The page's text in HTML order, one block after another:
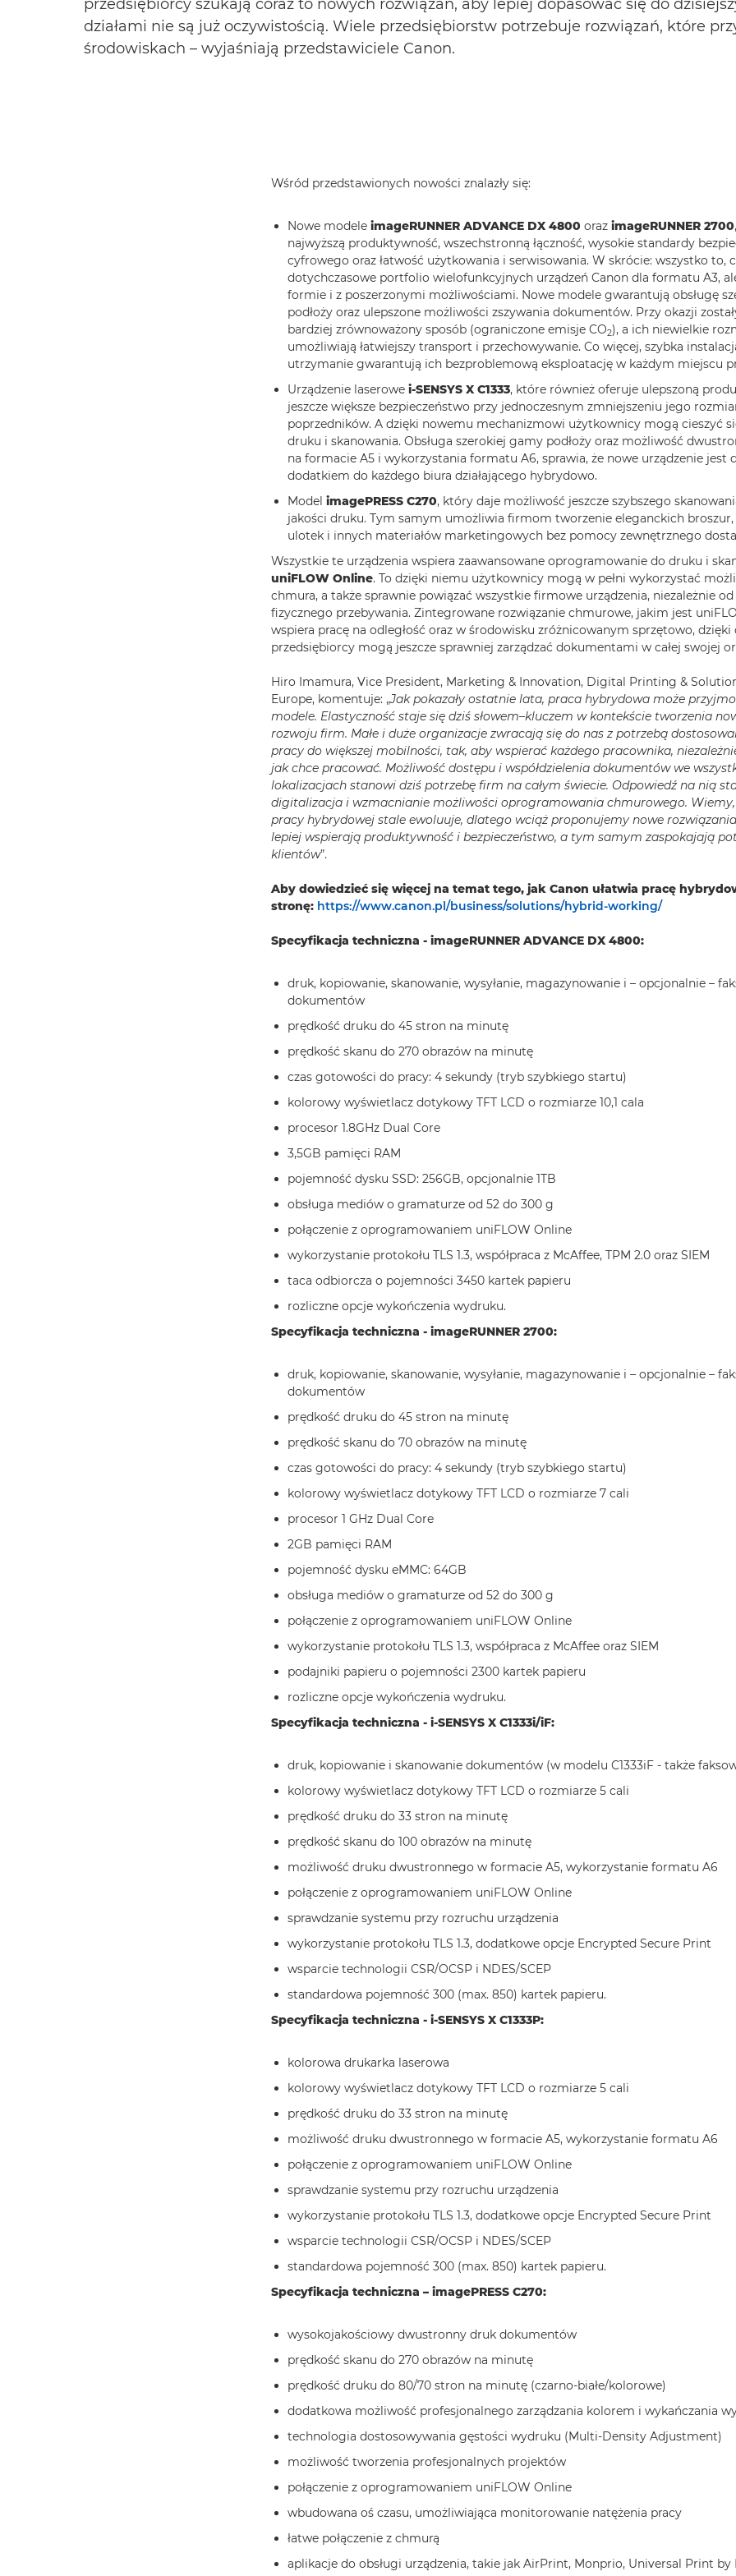
przedsiębiorcy szukają coraz to nowych rozwiązań, aby lepiej dopasować się do
działami nie są już oczywistością. Wiele przedsiębiorstw potrzebuje rozwiązań, które
środowiskach – wyjaśniają przedstawiciele Canon.
Wśród przedstawionych nowości znalazły się:
Nowe modele imageRUNNER ADVANCE DX 4800 oraz imageRUNNER 2700
najwyższą produktywność, wszechstronną łączność, wysokie standardy
cyfrowego oraz łatwość użytkowania i serwisowania. W skrócie: wszystko to,
dotychczasowe portfolio wielofunkcyjnych urządzeń Canon dla formatu A3,
formie i z poszerzonymi możliwościami. Nowe modele gwarantują obsługę
podłoży oraz ulepszone możliwości zszywania dokumentów. Przy okazji
bardziej zrównoważony sposób (ograniczone emisje CO2), a ich niewielkie
umożliwiają łatwiejszy transport i przechowywanie. Co więcej, szybka
utrzymanie gwarantują ich bezproblemową eksploatację w każdym miejscu
Urządzenie laserowe i-SENSYS X C1333, które również oferuje ulepszoną
jeszcze większe bezpieczeństwo przy jednoczesnym zmniejszeniu jego
poprzedników. A dzięki nowemu mechanizmowi użytkownicy mogą cieszyć
druku i skanowania. Obsługa szerokiej gamy podłoży oraz możliwość
na formacie A5 i wykorzystania formatu A6, sprawia, że nowe urządzenie jest
dodatkiem do każdego biura działającego hybrydowo.
Model imagePRESS C270, który daje możliwość jeszcze szybszego
jakości druku. Tym samym umożliwia firmom tworzenie eleganckich
ulotek i innych materiałów marketingowych bez pomocy zewnętrznego
Wszystkie te urządzenia wspiera zaawansowane oprogramowanie do druku i
uniFLOW Online. To dzięki niemu użytkownicy mogą w pełni wykorzystać
chmura, a także sprawnie powiązać wszystkie firmowe urządzenia, niezależnie
fizycznego przebywania. Zintegrowane rozwiązanie chmurowe, jakim jest
wspiera pracę na odległość oraz w środowisku zróżnicowanym sprzętowo, dzięki
przedsiębiorcy mogą jeszcze sprawniej zarządzać dokumentami w całej swojej
Hiro Imamura, Vice President, Marketing & Innovation, Digital Printing &
Europe, komentuje: „Jak pokazały ostatnie lata, praca hybrydowa może
modele. Elastyczność staje się dziś słowem–kluczem w kontekście tworzenia
rozwoju firm. Małe i duże organizacje zwracają się do nas z potrzebą
pracy do większej mobilności, tak, aby wspierać każdego pracownika,
jak chce pracować. Możliwość dostępu i współdzielenia dokumentów we
lokalizacjach stanowi dziś potrzebę firm na całym świecie. Odpowiedź na nią
digitalizacja i wzmacnianie możliwości oprogramowania chmurowego. Wiemy,
pracy hybrydowej stale ewoluuje, dlatego wciąż proponujemy nowe
lepiej wspierają produktywność i bezpieczeństwo, a tym samym zaspokajają
klientów”.
Aby dowiedzieć się więcej na temat tego, jak Canon ułatwia pracę
stronę: https://www.canon.pl/business/solutions/hybrid-working/
Specyfikacja techniczna - imageRUNNER ADVANCE DX 4800:
druk, kopiowanie, skanowanie, wysyłanie, magazynowanie i – opcjonalnie –
dokumentów
prędkość druku do 45 stron na minutę
prędkość skanu do 270 obrazów na minutę
czas gotowości do pracy: 4 sekundy (tryb szybkiego startu)
kolorowy wyświetlacz dotykowy TFT LCD o rozmiarze 10,1 cala
procesor 1.8GHz Dual Core
3,5GB pamięci RAM
pojemność dysku SSD: 256GB, opcjonalnie 1TB
obsługa mediów o gramaturze od 52 do 300 g
połączenie z oprogramowaniem uniFLOW Online
wykorzystanie protokołu TLS 1.3, współpraca z McAffee, TPM 2.0 oraz SIEM
taca odbiorcza o pojemności 3450 kartek papieru
rozliczne opcje wykończenia wydruku.
Specyfikacja techniczna - imageRUNNER 2700:
druk, kopiowanie, skanowanie, wysyłanie, magazynowanie i – opcjonalnie –
dokumentów
prędkość druku do 45 stron na minutę
prędkość skanu do 70 obrazów na minutę
czas gotowości do pracy: 4 sekundy (tryb szybkiego startu)
kolorowy wyświetlacz dotykowy TFT LCD o rozmiarze 7 cali
procesor 1 GHz Dual Core
2GB pamięci RAM
pojemność dysku eMMC: 64GB
obsługa mediów o gramaturze od 52 do 300 g
połączenie z oprogramowaniem uniFLOW Online
wykorzystanie protokołu TLS 1.3, współpraca z McAffee oraz SIEM
podajniki papieru o pojemności 2300 kartek papieru
rozliczne opcje wykończenia wydruku.
Specyfikacja techniczna - i-SENSYS X C1333i/iF:
druk, kopiowanie i skanowanie dokumentów (w modelu C1333iF - także
kolorowy wyświetlacz dotykowy TFT LCD o rozmiarze 5 cali
prędkość druku do 33 stron na minutę
prędkość skanu do 100 obrazów na minutę
możliwość druku dwustronnego w formacie A5, wykorzystanie formatu A6
połączenie z oprogramowaniem uniFLOW Online
sprawdzanie systemu przy rozruchu urządzenia
wykorzystanie protokołu TLS 1.3, dodatkowe opcje Encrypted Secure Print
wsparcie technologii CSR/OCSP i NDES/SCEP
standardowa pojemność 300 (max. 850) kartek papieru.
Specyfikacja techniczna - i-SENSYS X C1333P:
kolorowa drukarka laserowa
kolorowy wyświetlacz dotykowy TFT LCD o rozmiarze 5 cali
prędkość druku do 33 stron na minutę
możliwość druku dwustronnego w formacie A5, wykorzystanie formatu A6
połączenie z oprogramowaniem uniFLOW Online
sprawdzanie systemu przy rozruchu urządzenia
wykorzystanie protokołu TLS 1.3, dodatkowe opcje Encrypted Secure Print
wsparcie technologii CSR/OCSP i NDES/SCEP
standardowa pojemność 300 (max. 850) kartek papieru.
Specyfikacja techniczna – imagePRESS C270:
wysokojakościowy dwustronny druk dokumentów
prędkość skanu do 270 obrazów na minutę
prędkość druku do 80/70 stron na minutę (czarno-białe/kolorowe)
dodatkowa możliwość profesjonalnego zarządzania kolorem i wykańczania
technologia dostosowywania gęstości wydruku (Multi-Density Adjustment)
możliwość tworzenia profesjonalnych projektów
połączenie z oprogramowaniem uniFLOW Online
wbudowana oś czasu, umożliwiająca monitorowanie natężenia pracy
łatwe połączenie z chmurą
aplikacje do obsługi urządzenia, takie jak AirPrint, Monprio, Universal Print